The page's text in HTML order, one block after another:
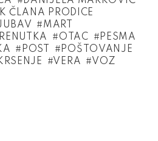
ČLANA PRODICE
MART
OTAC
PESMA
POST
POŠTOVANJE
VERA
VOZ